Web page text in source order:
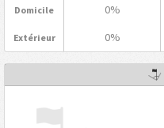
Domicile 0%
Extérieur 0%